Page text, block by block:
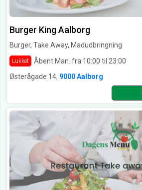
Burger King Aalborg
Burger, Take Away, Madudbringning
Lukket
Åbent Man. fra 10:00 til 23:00
Østerågade 14, 9000 Aalborg